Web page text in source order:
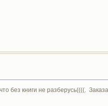
без книги не разберусь((((.